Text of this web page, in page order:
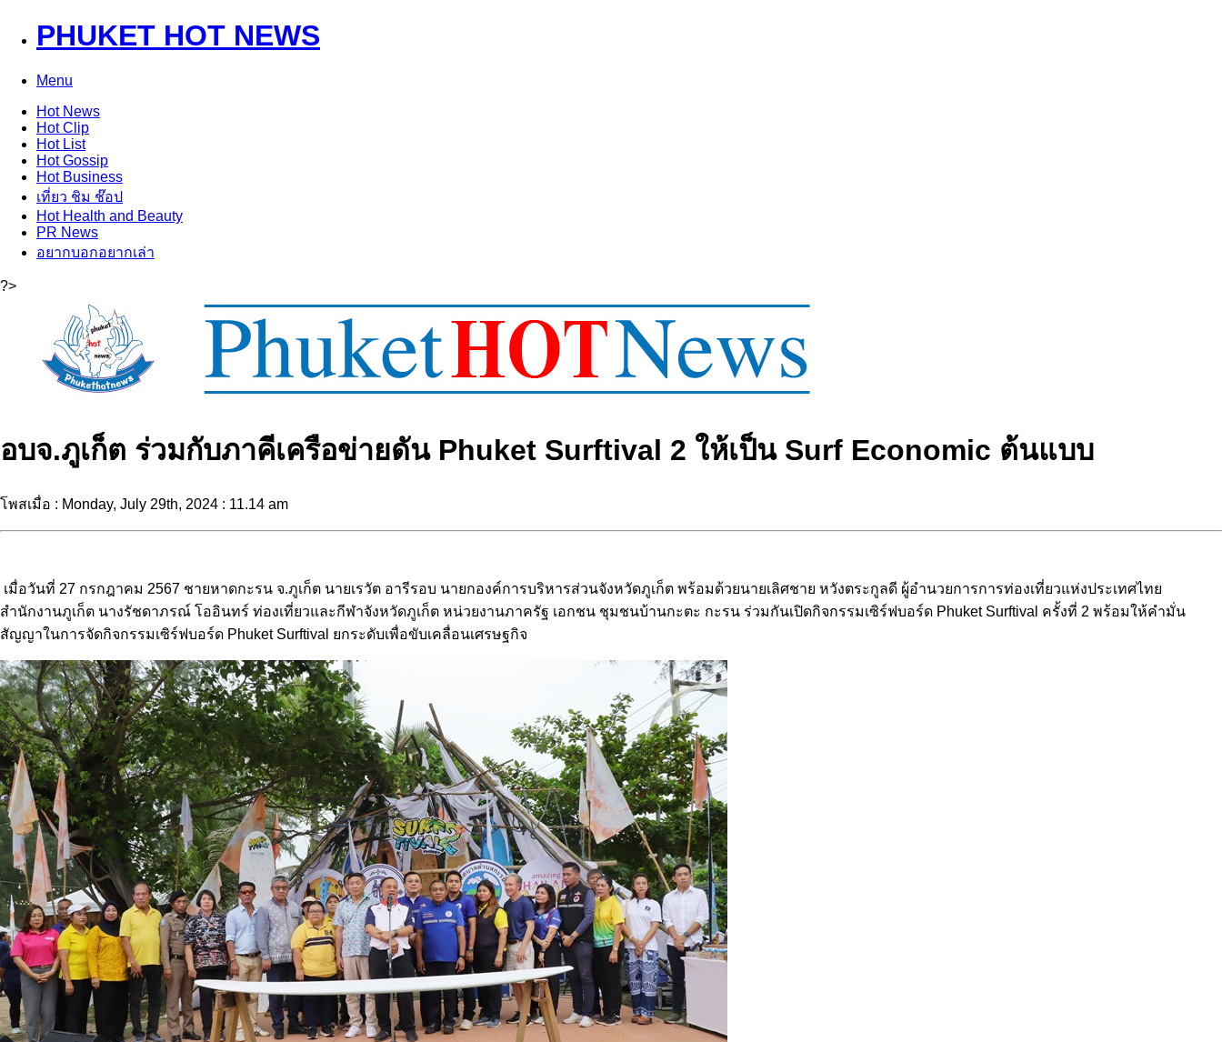
PHUKET HOT NEWS
Menu
HotNews
HotClip
HotList
HotGossip
HotBusiness
เที่ยว ชิม ช๊อป
HotHealth and Beauty
PR News
อยากบอกอยากเล่า
?>
อบจ.ภูเก็ต ร่วมกับภาคีเครือข่ายดัน Phuket Surftival 2 ให้เป็น Surf Economic ต้นแบบ
โพสเมื่อ : Monday, July 29th, 2024 : 11.14 am
เมื่อวันที่ 27 กรกฎาคม 2567 ชายหาดกะรน จ.ภูเก็ต นายเรวัต อารีรอบ นายกองค์การบริหารส่วนจังหวัดภูเก็ต พร้อมด้วยนายเลิศชาย หวังตระกูลดี ผู้อำนวยการการท่องเที่ยวแห่งประเทศไทย
สำนักงานภูเก็ต นางรัชดาภรณ์ โออินทร์ ท่องเที่ยวและกีฬาจังหวัดภูเก็ต หน่วยงานภาครัฐ เอกชน ชุมชนบ้านกะตะ กะรน ร่วมกันเปิดกิจกรรมเซิร์ฟบอร์ด Phuket Surftival ครั้งที่ 2 พร้อมให้คำมั่น
สัญญาในการจัดกิจกรรมเซิร์ฟบอร์ด Phuket Surftival ยกระดับเพื่อขับเคลื่อนเศรษฐกิจ